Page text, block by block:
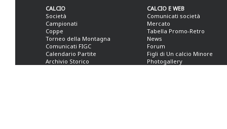
CALCIO
Società
Campionati
Coppe
Torneo della Montagna
Comunicati FIGC
Calendario Partite
Archivio Storico
CALCIO E WEB
Comunicati società
Mercato
Tabella Promo-Retro
News
Forum
Figli di Un calcio Minore
Photogallery